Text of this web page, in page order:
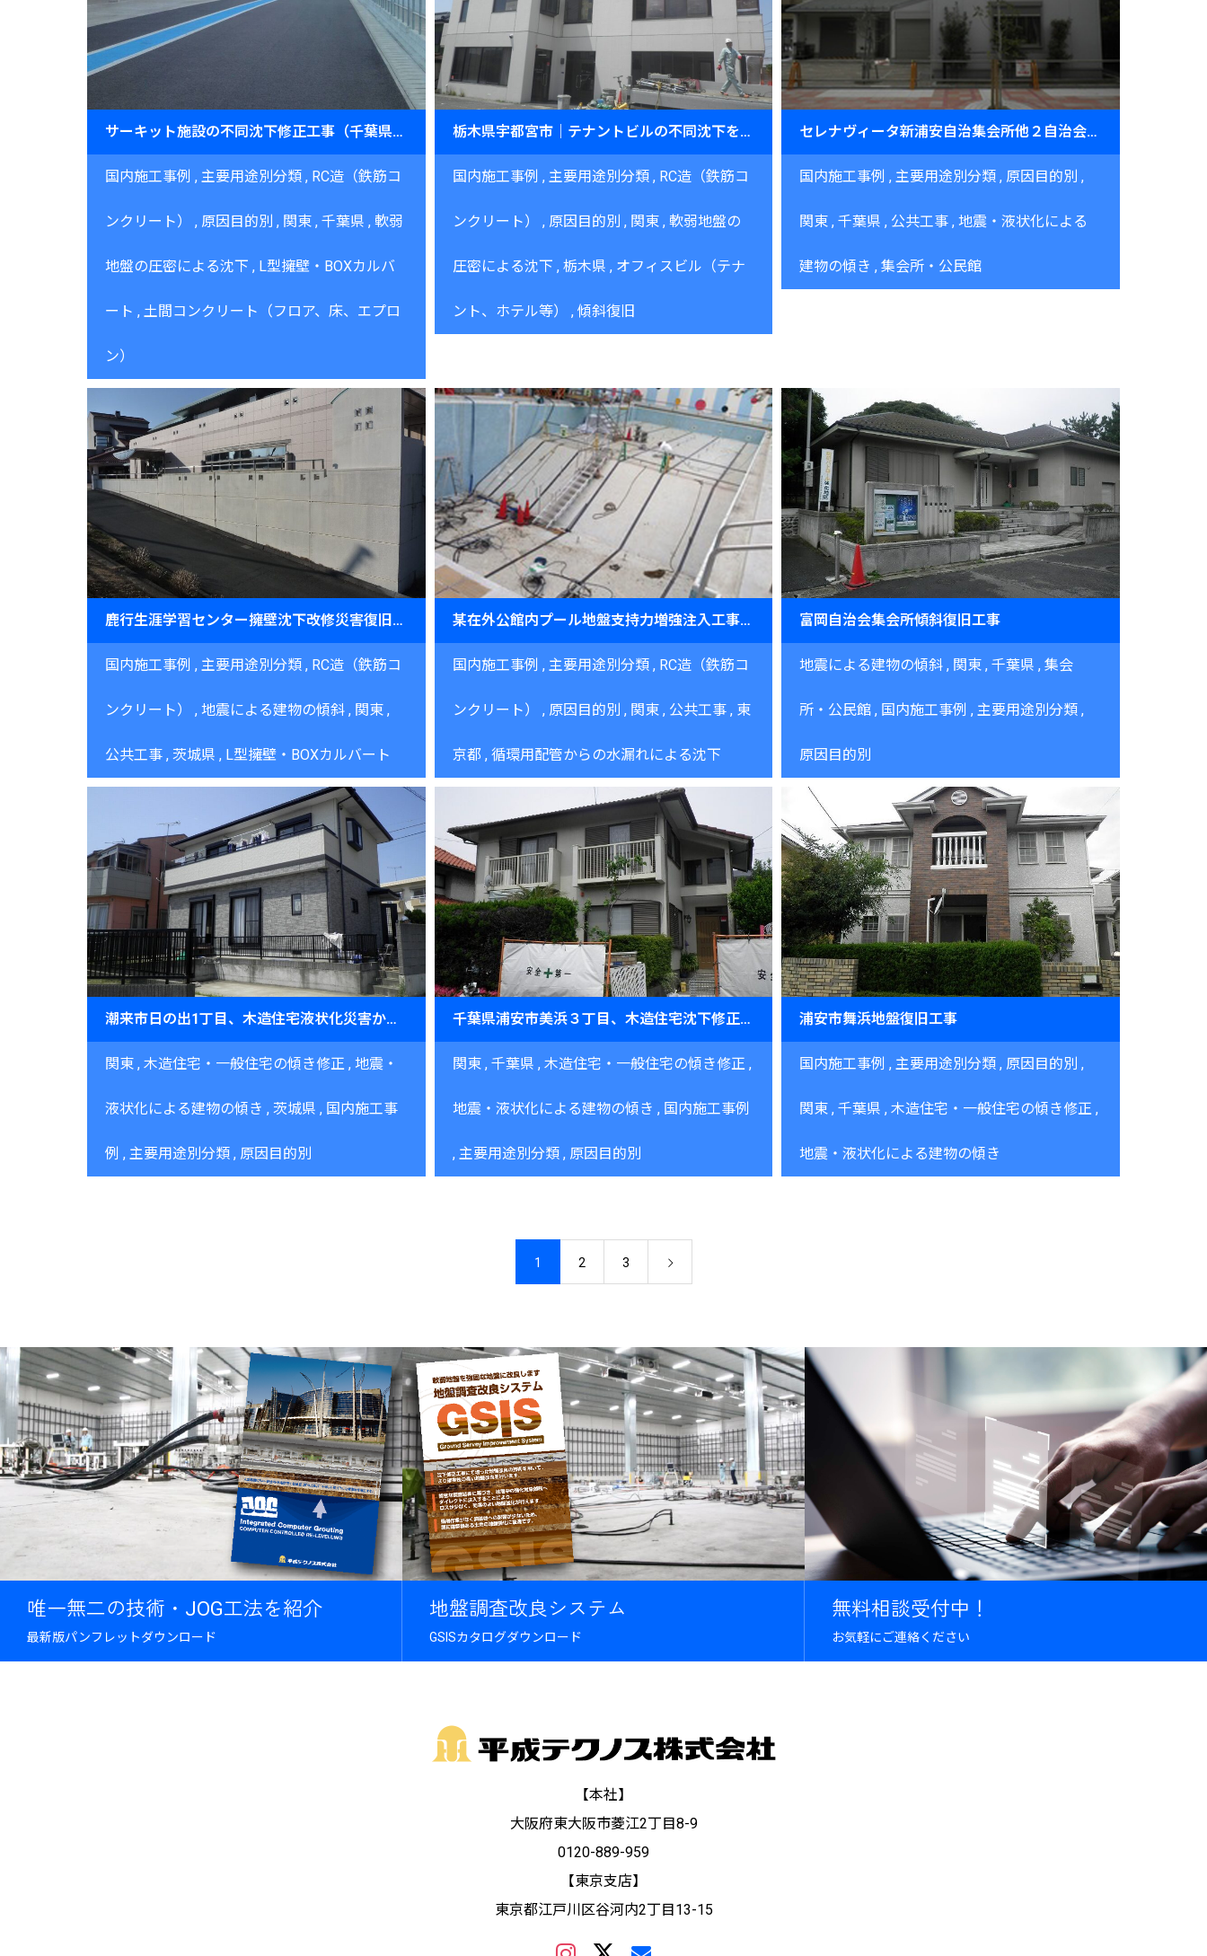
サーキット施設の不同沈下修正工事（千葉県）～ピット・ピットロードの精密レベル復元～
国内施工事例 主要用途別分類 RC造（鉄筋コ
ンクリート） 原因目的別 関東 千葉県 軟弱
地盤の圧密による沈下 L型擁壁・BOXカルバ
ート 土間コンクリート（フロア、床、エプロ
ン）
栃木県宇都宮市｜テナントビルの不同沈下をJOG工法で復元（125㎡）
国内施工事例 主要用途別分類 RC造（鉄筋コ
ンクリート） 原因目的別 関東 軟弱地盤の
圧密による沈下 栃木県 オフィスビル（テナ
ント、ホテル等） 傾斜復旧
セレナヴィータ新浦安自治集会所他２自治会傾斜復旧工事 2015年2月
国内施工事例 主要用途別分類 原因目的別
関東 千葉県 公共工事 地震・液状化による
建物の傾き 集会所・公民館
鹿行生涯学習センター擁壁沈下改修災害復旧工事
国内施工事例 主要用途別分類 RC造（鉄筋コ
ンクリート） 地震による建物の傾斜 関東
公共工事 茨城県 L型擁壁・BOXカルバート
某在外公館内プール地盤支持力増強注入工事 2014年11月
国内施工事例 主要用途別分類 RC造（鉄筋コ
ンクリート） 原因目的別 関東 公共工事 東
京都 循環用配管からの水漏れによる沈下
富岡自治会集会所傾斜復旧工事
地震による建物の傾斜 関東 千葉県 集会
所・公民館 国内施工事例 主要用途別分類
原因目的別
潮来市日の出1丁目、木造住宅液状化災害からの復旧
関東 木造住宅・一般住宅の傾き修正 地震・
液状化による建物の傾き 茨城県 国内施工事
例 主要用途別分類 原因目的別
千葉県浦安市美浜３丁目、木造住宅沈下修正工事
関東 千葉県 木造住宅・一般住宅の傾き修正
地震・液状化による建物の傾き 国内施工事例
主要用途別分類 原因目的別
浦安市舞浜地盤復旧工事
国内施工事例 主要用途別分類 原因目的別
関東 千葉県 木造住宅・一般住宅の傾き修正
地震・液状化による建物の傾き
1 2 3
唯一無二の技術・JOG工法を紹介
最新版パンフレットダウンロード
地盤調査改良システム
GSISカタログダウンロード
無料相談受付中！
お気軽にご連絡ください
【本社】
大阪府東大阪市菱江2丁目8-9
0120-889-959
【東京支店】
東京都江戸川区谷河内2丁目13-15